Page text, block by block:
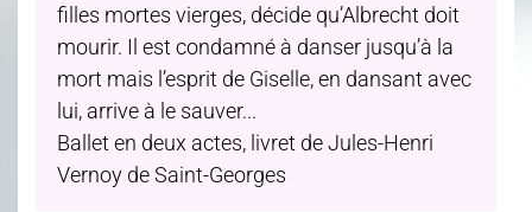
filles mortes vierges, décide qu’Albrecht doit
mourir. Il est condamné à danser jusqu’à la
mort mais l’esprit de Giselle, en dansant avec
lui, arrive à le sauver...
Ballet en deux actes, livret de Jules-Henri
Vernoy de Saint-Georges